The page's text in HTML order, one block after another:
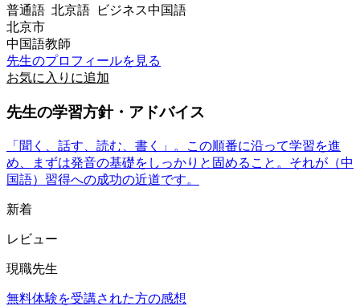
普通語 北京語 ビジネス中国語
北京市
中国語教師
先生のプロフィールを見る
お気に入りに追加
先生の学習方針・アドバイス
「聞く、話す、読む、書く」。この順番に沿って学習を進
め、まずは発音の基礎をしっかりと固めること。それが（中
国語）習得への成功の近道です。
新着
レビュー
現職先生
無料体験を受講された方の感想